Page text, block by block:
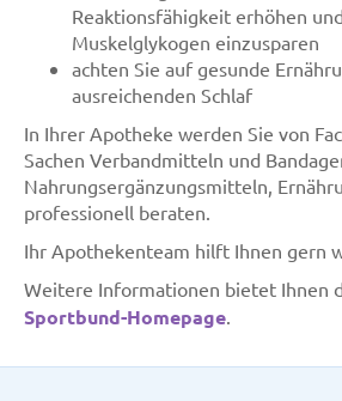
Reaktionsfähigkeit erhöhen
Muskelglykogen einzusparen
achten Sie auf gesunde
ausreichenden Schlaf
In Ihrer Apotheke werden Sie von
Sachen Verbandmitteln und
Nahrungsergänzungsmitteln,
professionell beraten.
Ihr Apothekenteam hilft Ihnen gern
Weitere Informationen bietet Ihnen
Sportbund-Homepage.